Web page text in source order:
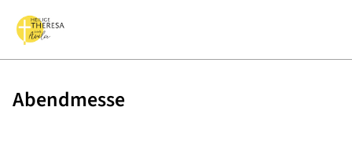
Abendmesse